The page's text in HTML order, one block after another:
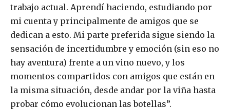
trabajo actual. Aprendí haciendo, estudiando por
mi cuenta y principalmente de amigos que se
dedican a esto. Mi parte preferida sigue siendo la
sensación de incertidumbre y emoción (sin eso no
hay aventura) frente a un vino nuevo, y los
momentos compartidos con amigos que están en
la misma situación, desde andar por la viña hasta
probar cómo evolucionan las botellas”.